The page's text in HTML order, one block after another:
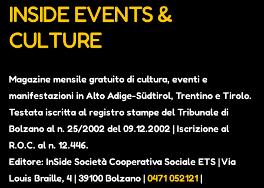
INSIDE EVENTS &
CULTURE
Magazine mensile gratuito di cultura, eventi e
manifestazioni in Alto Adige-Südtirol, Trentino e Tirolo.
Testata iscritta al registro stampe del Tribunale di
Bolzano al n. 25/2002 del 09.12.2002 | Iscrizione al
R.O.C. al n. 12.446.
Editore: InSide Società Cooperativa Sociale ETS | Via
Louis Braille, 4 | 39100 Bolzano | 0471 052121 |